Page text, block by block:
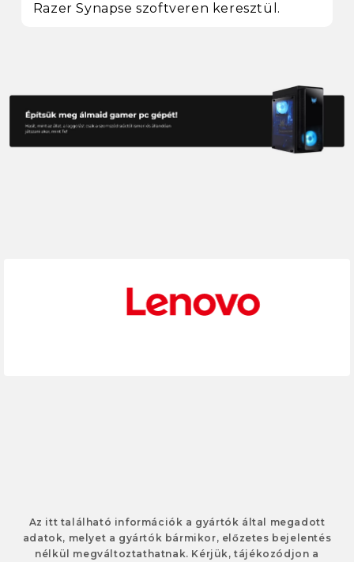
Razer Synapse szoftveren keresztül.
Az itt található információk a gyártók által megadott
adatok, melyet a gyártók bármikor, előzetes bejelentés
nélkül megváltoztathatnak. Kérjük, tájékozódjon a